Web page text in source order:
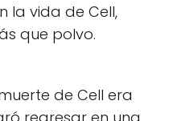
la vida de Cell,
que polvo.
de Cell era